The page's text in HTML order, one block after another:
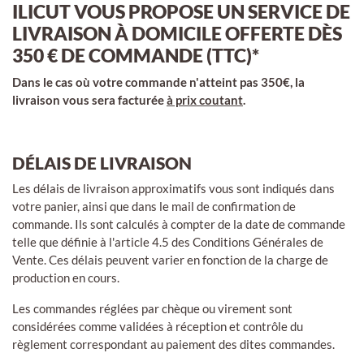
ILICUT VOUS PROPOSE UN SERVICE DE
LIVRAISON À DOMICILE OFFERTE DÈS
350 € DE COMMANDE (TTC)*
Dans le cas où votre commande n'atteint pas 350€, la
livraison vous sera facturéeà prix coutant.
DÉLAIS DE LIVRAISON
Les délais de livraison approximatifs vous sont indiqués dans
votre panier, ainsi que dans le mail de confirmation de
commande. Ils sont calculés à compter de la date de commande
telle que définie à l'article 4.5 des Conditions Générales de
Vente. Ces délais peuvent varier en fonction de la charge de
production en cours.
Les commandes réglées par chèque ou virement sont
considérées comme validées à réception et contrôle du
règlement correspondant au paiement des dites commandes.